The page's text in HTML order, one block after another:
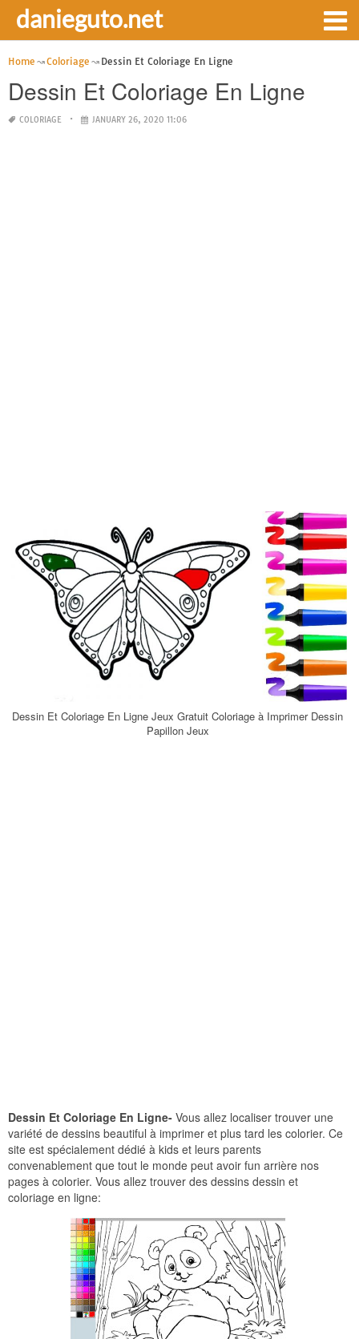
danieguto.net
Home Coloriage Dessin Et Coloriage En Ligne
Dessin Et Coloriage En Ligne
COLORIAGE JANUARY 26, 2020 11:06
Dessin Et Coloriage En Ligne Jeux Gratuit Coloriage à Imprimer Dessin
Papillon Jeux
Dessin Et Coloriage En Ligne- Vous allez localiser trouver une
variété de dessins beautiful à imprimer et plus tard les colorier. Ce
site est spécialement dédié à kids et leurs parents
convenablement que tout le monde peut avoir fun arrière nos
pages à colorier. Vous allez trouver des dessins dessin et
coloriage en ligne: